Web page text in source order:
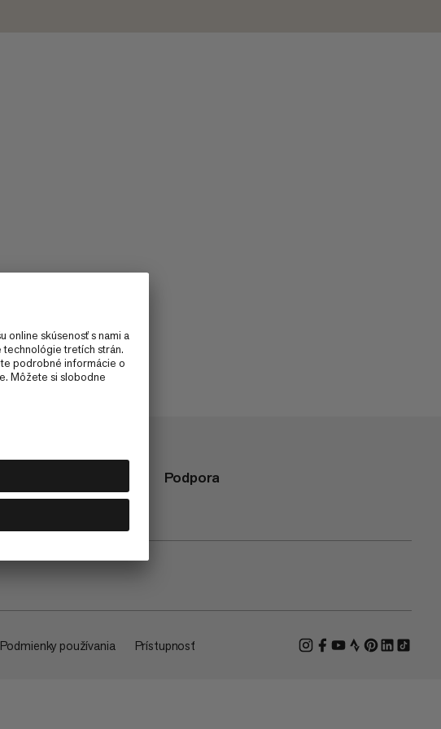
Podpora
Podmienky používania Prístupnosť